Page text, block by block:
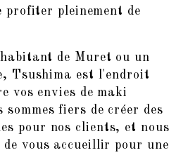
profiter pleinement de
habitant de Muret ou un
Tsushima est l'endroit
vos envies de maki
fiers de créer des
pour nos clients, et nous
de vous accueillir pour une